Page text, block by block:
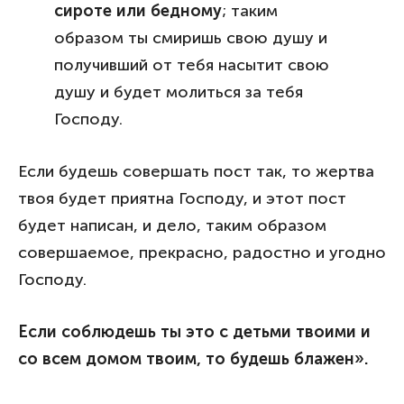
сироте или бедному; таким
образом ты смиришь свою душу и
получивший от тебя насытит свою
душу и будет молиться за тебя
Господу.
Если будешь совершать пост так, то жертва
твоя будет приятна Господу, и этот пост
будет написан, и дело, таким образом
совершаемое, прекрасно, радостно и угодно
Господу.
Если соблюдешь ты это с детьми твоими и
со всем домом твоим, то будешь блажен».